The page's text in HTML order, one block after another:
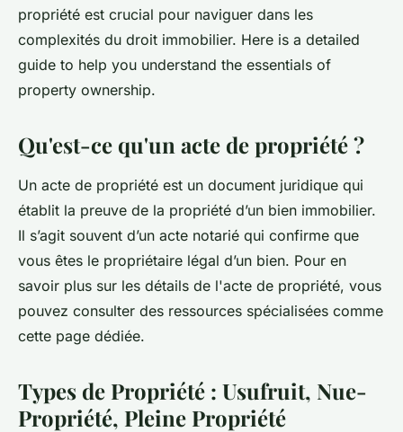
propriété est crucial pour naviguer dans les
complexités du droit immobilier. Here is a detailed
guide to help you understand the essentials of
property ownership.
Qu'est-ce qu'un acte de propriété ?
Un acte de propriété est un document juridique qui
établit la preuve de la propriété d’un bien immobilier.
Il s’agit souvent d’un acte notarié qui confirme que
vous êtes le propriétaire légal d’un bien. Pour en
savoir plus sur les détails de l'acte de propriété, vous
pouvez consulter des ressources spécialisées comme
cette page dédiée.
Types de Propriété : Usufruit, Nue-
Propriété, Pleine Propriété